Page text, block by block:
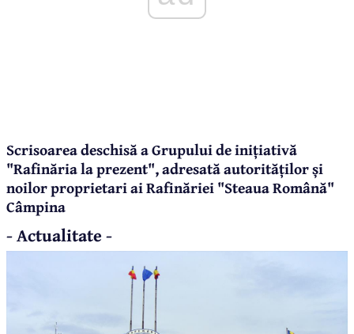
Scrisoarea deschisă a Grupului de inițiativă
"Rafinăria la prezent", adresată autorităților și
noilor proprietari ai Rafinăriei "Steaua Română"
Câmpina
- Actualitate -